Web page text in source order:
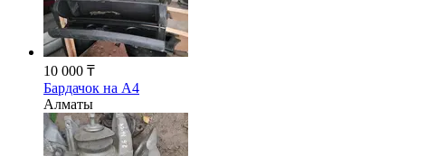
10 000 ₸
Бардачок на A4
Алматы